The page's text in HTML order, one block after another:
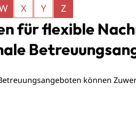
X Y Z
für flexible
können